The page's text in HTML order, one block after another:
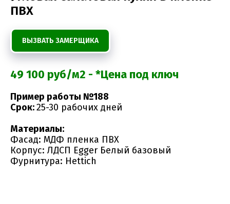
ПВХ
ВЫЗВАТЬ ЗАМЕРЩИКА
49 100 руб/м2 - *Цена под ключ
Пример работы №188
Срок:25-30 рабочих дней
Материалы:
Фасад: МДФ пленка ПВХ
Корпус: ЛДСП Egger Белый базовый
Фурнитура: Hettich